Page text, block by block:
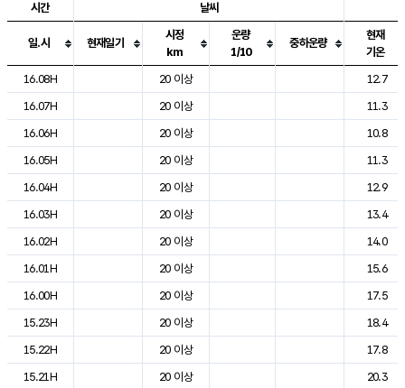
도시별 기상실황표로 지점, 날씨, 기온, 강수, 바람, 기압등을 안내한 표입
시간 날씨
일.시 현재일기
시정
km
운량
1/10
중하운량
현재
기온
16.08H
20 이상
12.7
16.07H
20 이상
11.3
16.06H
20 이상
10.8
16.05H
20 이상
11.3
16.04H
20 이상
12.9
16.03H
20 이상
13.4
16.02H
20 이상
14.0
16.01H
20 이상
15.6
16.00H
20 이상
17.5
15.23H
20 이상
18.4
15.22H
20 이상
17.8
15.21H
20 이상
20.3